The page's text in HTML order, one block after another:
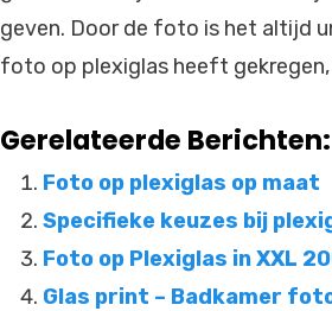
geven. Door de foto is het altijd
foto op plexiglas heeft
Gerelateerde Berichten:
Foto op plexiglas op maat
Specifieke keuzes bij
Foto op Plexiglas in XXL
Glas print – Badkamer